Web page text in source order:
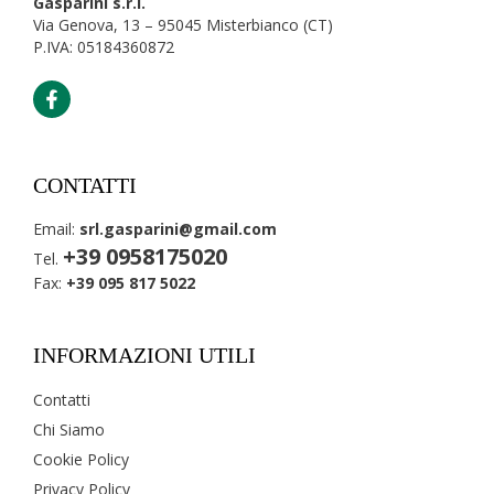
Via Genova, 13 – 95045 Misterbianco (CT)
P.IVA: 05184360872
CONTATTI
Email: srl.gasparini@gmail.com
Tel. +39 0958175020
Fax: +39 095 817 5022
INFORMAZIONI UTILI
Contatti
Chi Siamo
Cookie Policy
Privacy Policy